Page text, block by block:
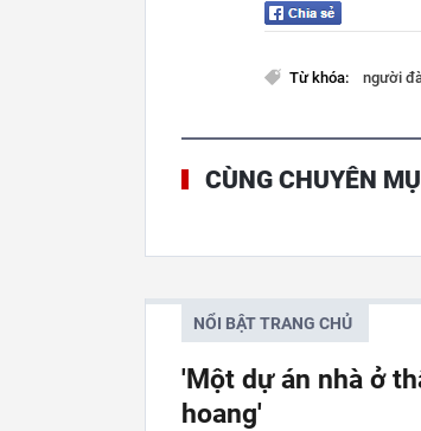
Từ khóa: người
CÙNG CHUYÊN
NỔI BẬT TRANG CHỦ
'Một dự án nhà ở
hoang'